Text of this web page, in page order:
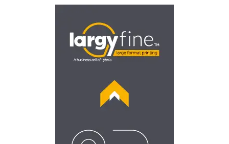
LARGE FORMAT PRINTING
και ακρίβεια.